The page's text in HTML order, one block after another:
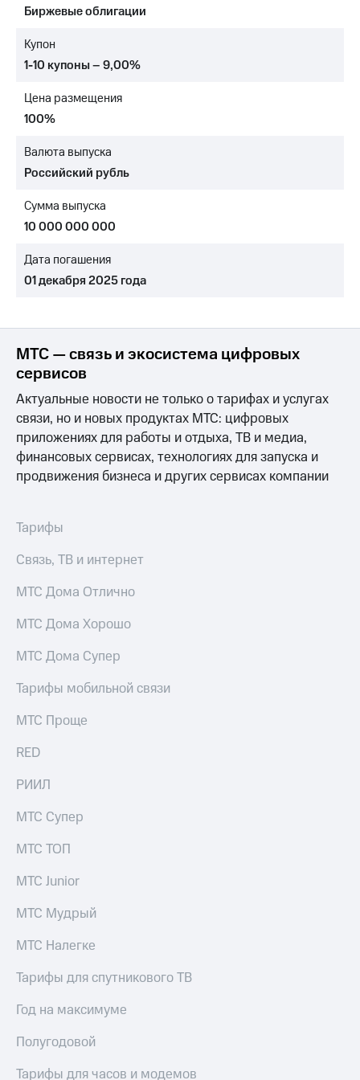
Достижения
Интервью
отчетность
Контакты
Новости
в
и акционерам
Корпоративное
Корпоративный
секретарь
Раскрытие
информации
Информация
акционерам
Документы
ПАО
"МТС"
Собрания
акционеров
капитал
и
Рынок
Описание
Программа
Порядок
выкупа
Описание
Уведомление
погашении
облигаций
Реквизиты
Контакты
развитие
На главную
Биржевые облигации
Купон
1-10 купоны – 9,00%
Цена размещения
100%
Валюта выпуска
Российский рубль
Сумма выпуска
10 000 000 000
Дата погашения
01 декабря 2025 года
МТС — связь и экосистема цифровых
сервисов
Актуальные новости не только о тарифах и услугах
связи, но и новых продуктах МТС: цифровых
приложениях для работы и отдыха, ТВ и медиа,
финансовых сервисах, технологиях для запуска и
продвижения бизнеса и других сервисах компании
Тарифы
Связь, ТВ и интернет
МТС Дома Отлично
МТС Дома Хорошо
МТС Дома Супер
Тарифы мобильной связи
МТС Проще
RED
РИИЛ
МТС Супер
МТС ТОП
МТС Junior
МТС Мудрый
МТС Налегке
Тарифы для спутникового ТВ
Год на максимуме
Полугодовой
Тарифы для часов и модемов